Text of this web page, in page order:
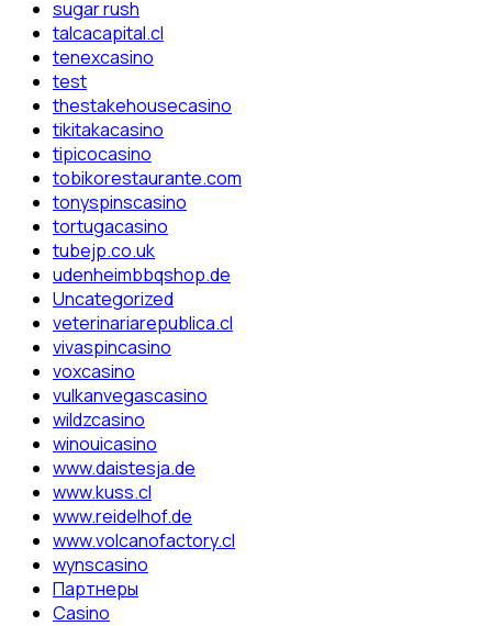
sugar rush
talcacapital.cl
tenexcasino
test
thestakehousecasino
tikitakacasino
tipicocasino
tobikorestaurante.com
tonyspinscasino
tortugacasino
tubejp.co.uk
udenheimbbqshop.de
Uncategorized
veterinariarepublica.cl
vivaspincasino
voxcasino
vulkanvegascasino
wildzcasino
winouicasino
www.daistesja.de
www.kuss.cl
www.reidelhof.de
www.volcanofactory.cl
wynscasino
Партнеры
Сasino